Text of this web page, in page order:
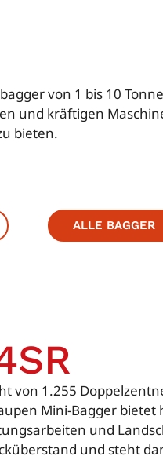
von 1 bis 10
und kräftigen
bieten.
ALLE BAGGER
von 1.255
Mini-Bagger bietet
und
und steht